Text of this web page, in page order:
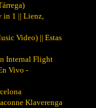
in 1 || Lienz,
Video) || Estas
Internal Flight
Vivo -
Klaverenga